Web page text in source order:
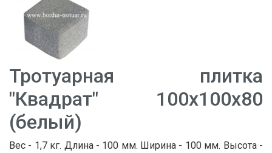
Тротуарная плитка
"Квадрат" 100х100х80
(белый)
Вес - 1,7 кг. Длина - 100 мм. Ширина - 100 мм. Высота -